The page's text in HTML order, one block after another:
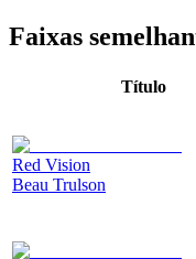
Faixas
Título
Red Vision
Beau Trulson